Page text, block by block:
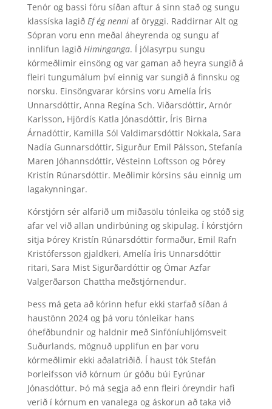
Tenór og bassi fóru síðan aftur á sinn stað og sungu
klassíska lagið Ef ég nenniaf öryggi. Raddirnar Alt og
Sópran voru enn meðal áheyrenda og sungu af
innlifun lagið Himinganga. Í jólasyrpu sungu
kórmeðlimir einsöng og var gaman að heyra sungið á
fleiri tungumálum því einnig var sungið á finnsku og
norsku. Einsöngvarar kórsins voru Amelía Íris
Unnarsdóttir, Anna Regína Sch. Viðarsdóttir, Arnór
Karlsson, Hjördís Katla Jónasdóttir, Íris Birna
Árnadóttir, Kamilla Sól Valdimarsdóttir Nokkala, Sara
Nadía Gunnarsdóttir, Sigurður Emil Pálsson, Stefanía
Maren Jóhannsdóttir, Vésteinn Loftsson og Þórey
Kristín Rúnarsdóttir. Meðlimir kórsins sáu einnig um
lagakynningar.
Kórstjórn sér alfarið um miðasölu tónleika og stóð sig
afar vel við allan undirbúning og skipulag. Í kórstjórn
sitja Þórey Kristín Rúnarsdóttir formaður, Emil Rafn
Kristófersson gjaldkeri, Amelía Íris Unnarsdóttir
ritari, Sara Mist Sigurðardóttir og Ómar Azfar
Valgerðarson Chattha meðstjórnendur.
Þess má geta að kórinn hefur ekki starfað síðan á
haustönn 2024 og þá voru tónleikar hans
óhefðbundnir og haldnir með Sinfóníuhljómsveit
Suðurlands, mögnuð upplifun en þar voru
kórmeðlimir ekki aðalatriðið. Í haust tók Stefán
Þorleifsson við kórnum úr góðu búi Eyrúnar
Jónasdóttur. Þó má segja að enn fleiri óreyndir hafi
verið í kórnum en vanalega og áskorun að taka við